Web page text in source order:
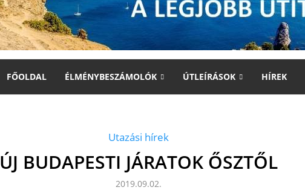
FŐOLDAL ÉLMÉNYBESZÁMOLÓK ÚTLEÍRÁSOK HÍREK
Utazási hírek
ÚJ BUDAPESTI JÁRATOK ŐSZTŐL
2019.09.02.